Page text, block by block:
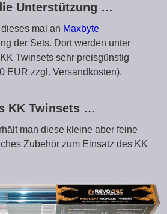
Unterstützung …
mal an Maxbyte
der Sets. Dort werden unter
Twinsets sehr preisgünstig
EUR zzgl. Versandkosten).
KK Twinsets …
man diese kleine aber feine
Zubehör zum Einsatz des KK